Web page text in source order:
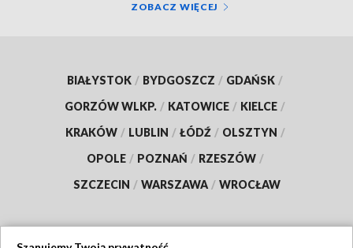
ZOBACZ WIĘCEJ
BIAŁYSTOK / BYDGOSZCZ / GDAŃSK /
GORZÓW WLKP. / KATOWICE / KIELCE /
KRAKÓW / LUBLIN / ŁÓDŹ / OLSZTYN /
OPOLE / POZNAŃ / RZESZÓW /
SZCZECIN / WARSZAWA / WROCŁAW